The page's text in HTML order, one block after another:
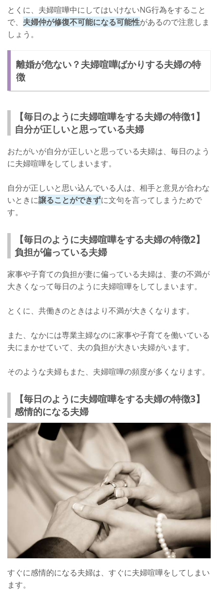
とくに、夫婦喧嘩中にしてはいけないNG行為をすること
で、 夫婦仲が修復不可能になる可能性があるので注意しま
しょう。
離婚が危ない？夫婦喧嘩ばかりする夫婦の特
徴
【毎日のように夫婦喧嘩をする夫婦の特徴1】
自分が正しいと思っている夫婦
おたがいが自分が正しいと思っている夫婦は、毎日のよう
に夫婦喧嘩をしてしまいます。
自分が正しいと思い込んでいる人は、相手と意見が合わな
いときに譲ることができずに文句を言ってしまうためで
す。
【毎日のように夫婦喧嘩をする夫婦の特徴2】
負担が偏っている夫婦
家事や子育ての負担が妻に偏っている夫婦は、妻の不満が
大きくなって毎日のように夫婦喧嘩をしてしまいます。
とくに、共働きのときはより不満が大きくなります。
また、なかには専業主婦なのに家事や子育てを働いている
夫にまかせていて、夫の負担が大きい夫婦がいます。
そのような夫婦もまた、夫婦喧嘩の頻度が多くなります。
【毎日のように夫婦喧嘩をする夫婦の特徴3】
感情的になる夫婦
すぐに感情的になる夫婦は、すぐに夫婦喧嘩をしてしまい
ます。